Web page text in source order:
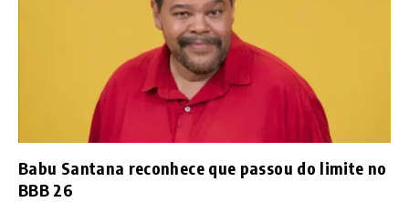
Babu Santana reconhece que passou do limite no
BBB 26